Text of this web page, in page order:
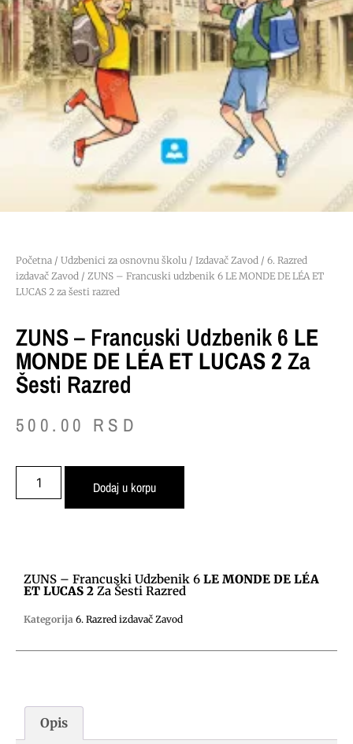
Početna / Udzbenici za osnovnu školu / Izdavač Zavod / 6. Razred
izdavač Zavod / ZUNS – Francuski udzbenik 6 LE MONDE DE LÉA ET
LUCAS 2 za šesti razred
ZUNS – Francuski Udzbenik 6 LE
MONDE DE LÉA ET LUCAS 2 Za
Šesti Razred
500.00 RSD
Dodaj u korpu
ZUNS – Francuski Udzbenik 6 LE MONDE DE LÉA
ET LUCAS 2 Za Šesti Razred
Kategorija 6. Razred izdavač Zavod
Opis